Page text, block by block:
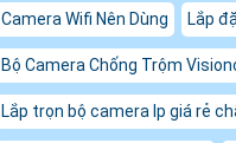
Camera Wifi Nên Dùng Lắp
Bộ Camera Chống Trộm
Lắp trọn bộ camera Ip giá rẻ